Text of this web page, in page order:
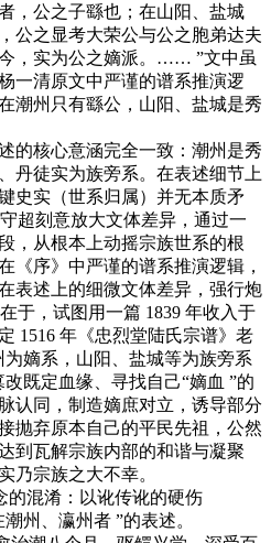
，公之子繇也；在山阳、盐城
公之显考大荣公与公之胞弟达夫
，实为公之嫡派。…… ”文中虽
一清原文中严谨的谱系推演逻
潮州只有繇公，山阳、盐城是秀
的核心意涵完全一致：潮州是秀
丹徒实为族旁系。在表述细节上
史实（世系归属）并无本质矛
超刻意放大文体差异，通过一
，从根本上动摇宗族世系的根
《序》中严谨的谱系推演逻辑，
表述上的细微文体差异，强行炮
于，试图用一篇 1839 年收入于
1516 年《忠烈堂陆氏宗谱》老
嫡系，山阳、盐城等为族旁系
既定血缘、寻找自己“嫡血 ”的
认同，制造嫡庶对立，诱导部分
抛弃原本自己的平民先祖，公然
到瓦解宗族内部的和谐与凝聚
乃宗族之大不幸。
的混淆：以讹传讹的硬伤
州、瀛州者 ”的表述。